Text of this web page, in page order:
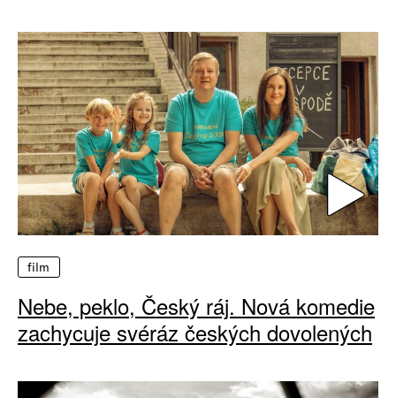
film
Nebe, peklo, Český ráj. Nová komedie
zachycuje svéráz českých dovolených